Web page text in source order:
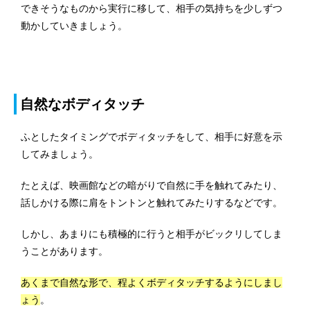
できそうなものから実行に移して、相手の気持ちを少しずつ
動かしていきましょう。
自然なボディタッチ
ふとしたタイミングでボディタッチをして、相手に好意を示
してみましょう。
たとえば、映画館などの暗がりで自然に手を触れてみたり、
話しかける際に肩をトントンと触れてみたりするなどです。
しかし、あまりにも積極的に行うと相手がビックリしてしま
うことがあります。
あくまで自然な形で、程よくボディタッチするようにしまし
ょう 。